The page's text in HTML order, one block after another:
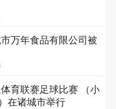
万年食品有限公司被
育联赛足球比赛 （小
在诸城市举行